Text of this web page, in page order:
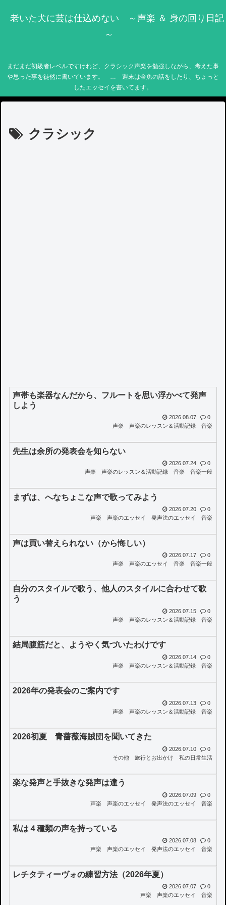
老いた犬に芸は仕込めない ～声楽 ＆ 身の回り日記
～
まだまだ初級者レベルですけれど、クラシック声楽を勉強しながら、考えた事
や思った事を徒然に書いています。 … 週末は金魚の話をしたり、ちょっと
したエッセイを書いてます。
クラシック
声帯も楽器なんだから、フルートを思い浮かべて発声
しよう
2026.08.07
0
声楽
声楽のレッスン＆活動記録 音楽
先生は余所の発表会を知らない
2026.07.24
0
声楽
声楽のレッスン＆活動記録 音楽 音楽一般
まずは、へなちょこな声で歌ってみよう
2026.07.20
0
声楽
声楽のエッセイ 発声法のエッセイ 音楽
声は買い替えられない（から悔しい）
2026.07.17
0
声楽
声楽のエッセイ 音楽 音楽一般
自分のスタイルで歌う、他人のスタイルに合わせて歌
う
2026.07.15
0
声楽
声楽のレッスン＆活動記録 音楽
結局腹筋だと、ようやく気づいたわけです
2026.07.14
0
声楽
声楽のレッスン＆活動記録 音楽
2026年の発表会のご案内です
2026.07.13
0
声楽
声楽のレッスン＆活動記録 音楽
2026初夏 青薔薇海賊団を聞いてきた
2026.07.10
0
その他
旅行とお出かけ 私の日常生活
楽な発声と手抜きな発声は違う
2026.07.09
0
声楽
声楽のエッセイ 発声法のエッセイ 音楽
私は４種類の声を持っている
2026.07.08
0
声楽
声楽のエッセイ 発声法のエッセイ 音楽
レチタティーヴォの練習方法（2026年夏）
2026.07.07
0
声楽
声楽のエッセイ 音楽